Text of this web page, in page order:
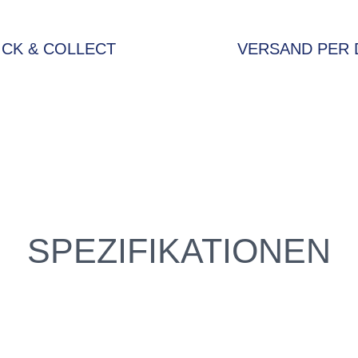
& COLLECT VERSAND PER
SPEZIFIKATIONEN